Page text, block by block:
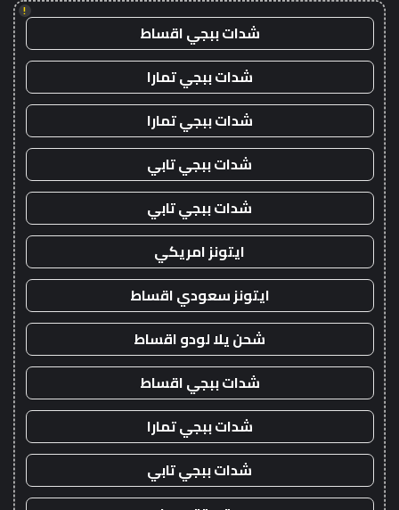
!
شدات ببجي اقساط
شدات ببجي تمارا
شدات ببجي تمارا
شدات ببجي تابي
شدات ببجي تابي
ايتونز امريكي
ايتونز سعودي اقساط
شحن يلا لودو اقساط
شدات ببجي اقساط
شدات ببجي تمارا
شدات ببجي تابي